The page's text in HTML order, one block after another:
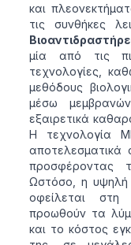
και
τις συνθήκες
μία από τις
τεχνολογίες,
μεθόδους
μέσω
εξαιρετικά
Η τεχνολογία
αποτελεσματικά
προσφέροντας
Ωστόσο, η υψηλή
οφείλεται
προωθούν τα
και το κόστος